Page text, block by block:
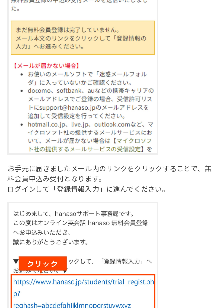
お手元に届きましたメール内のリンクをクリックすることで、無
料会員申込み受付となります。
ログインして「登録情報入力」に進んでください。